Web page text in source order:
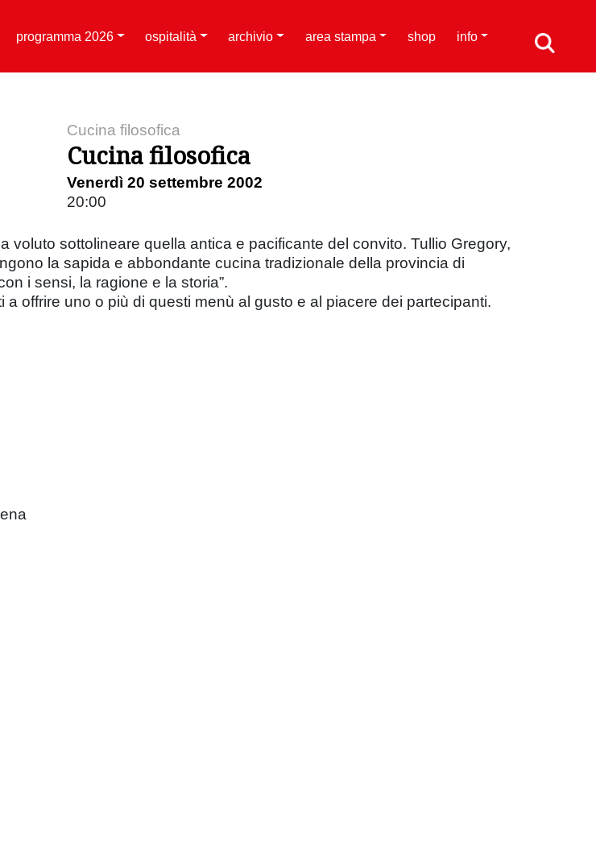
programma 2026 ospitalità archivio area stampa shop info
Cucina filosofica
Cucina filosofica
Venerdì 20 settembre 2002
20:00
voluto sottolineare quella antica e pacificante del convito. Tullio Gregory,
la sapida e abbondante cucina tradizionale della provincia di
i sensi, la ragione e la storia”.
offrire uno o più di questi menù al gusto e al piacere dei partecipanti.